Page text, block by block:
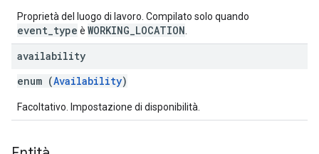
Proprietà del luogo di lavoro. Compilato solo quando
event_type è WORKING_LOCATION
availability
enum (Availability)
Facoltativo. Impostazione di disponibilità.